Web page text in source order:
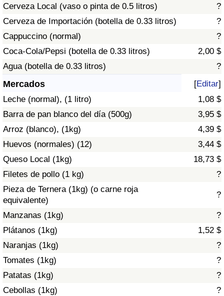
Cerveza Local (vaso o pinta de 0.5 litros)
?
Cerveza de Importación (botella de 0.33 litros)
?
Cappuccino (normal)
?
Coca-Cola/Pepsi (botella de 0.33 litros)
2,00 $
Agua (botella de 0.33 litros)
?
Mercados [Editar]
Leche (normal), (1 litro)
1,08 $
Barra de pan blanco del día (500g)
3,95 $
Arroz (blanco), (1kg)
4,39 $
Huevos (normales) (12)
3,44 $
Queso Local (1kg)
18,73 $
Filetes de pollo (1 kg)
?
Pieza de Ternera (1kg) (o carne roja
equivalente)
?
Manzanas (1kg)
?
Plátanos (1kg)
1,52 $
Naranjas (1kg)
?
Tomates (1kg)
?
Patatas (1kg)
?
Cebollas (1kg)
?
Calificación del Índice de Criminalidad
(Actual)
Índice de Criminalidad
Índice de criminalidad por país
Sanidad
Índice de Sanidad (Actual)
Índice de Sanidad
Índice de Sanidad por País
Contaminación
Índice de Contaminación (Actual)
Índice de contaminación
Índice de Contaminación por País